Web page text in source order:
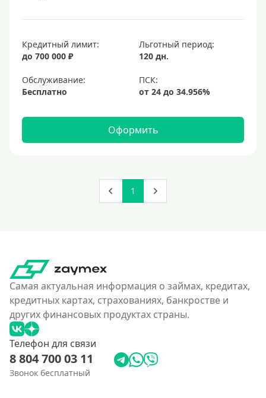
Кредитный лимит:
до 700 000 ₽
Льготный период:
120 дн.
Обслуживание:
Бесплатно
Оформить
1
Самая актуальная информация о займах, кредитах,
кредитных картах, страхованиях, банкростве и
других финансовых продуктах страны.
Телефон для связи
8 804 700 03 11
Звонок бесплатный